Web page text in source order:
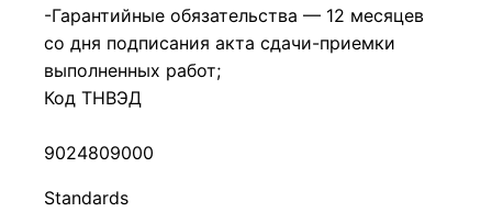
-Гарантийные обязательства — 12 месяцев
со дня подписания акта сдачи-приемки
выполненных работ;
Код ТНВЭД
9024809000
Standards